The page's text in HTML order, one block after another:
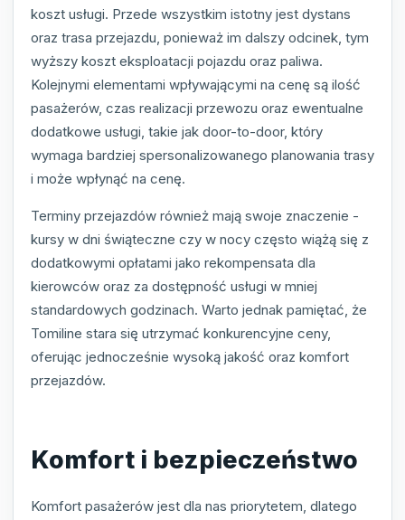
koszt usługi. Przede wszystkim istotny jest dystans
oraz trasa przejazdu, ponieważ im dalszy odcinek, tym
wyższy koszt eksploatacji pojazdu oraz paliwa.
Kolejnymi elementami wpływającymi na cenę są ilość
pasażerów, czas realizacji przewozu oraz ewentualne
dodatkowe usługi, takie jak door-to-door, który
wymaga bardziej spersonalizowanego planowania trasy
i może wpłynąć na cenę.
Terminy przejazdów również mają swoje znaczenie -
kursy w dni świąteczne czy w nocy często wiążą się z
dodatkowymi opłatami jako rekompensata dla
kierowców oraz za dostępność usługi w mniej
standardowych godzinach. Warto jednak pamiętać, że
Tomiline stara się utrzymać konkurencyjne ceny,
oferując jednocześnie wysoką jakość oraz komfort
przejazdów.
Komfort i bezpieczeństwo
Komfort pasażerów jest dla nas priorytetem, dlatego